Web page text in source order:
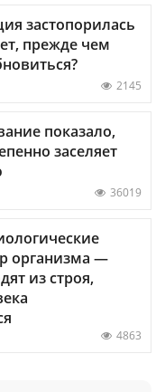
застопорилась
прежде чем
2145
показало,
заселяет
36019
организма —
из строя,
4863